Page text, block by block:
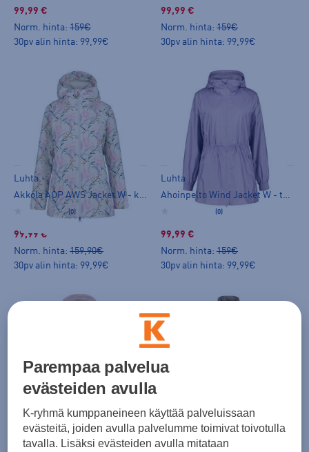
99,99 €
Norm. hinta: 159€
30pv alin hinta: 99,99€
99,99 €
Norm. hinta: 159€
30pv alin hinta: 99,99€
Luhta
(0)
99,99 €
Norm. hinta: 159,90€
30pv alin hinta: 99,99€
Luhta
(0)
99,99 €
Norm. hinta: 159€
30pv alin hinta: 99,99€
Akkola AWS Jacket W - kuoritakki
(0)
Parempaa palvelua
evästeiden avulla
K-ryhmä kumppaneineen käyttää palveluissaan
evästeitä, joiden avulla palvelumme toimivat toivotulla
tavalla. Lisäksi evästeiden avulla mitataan